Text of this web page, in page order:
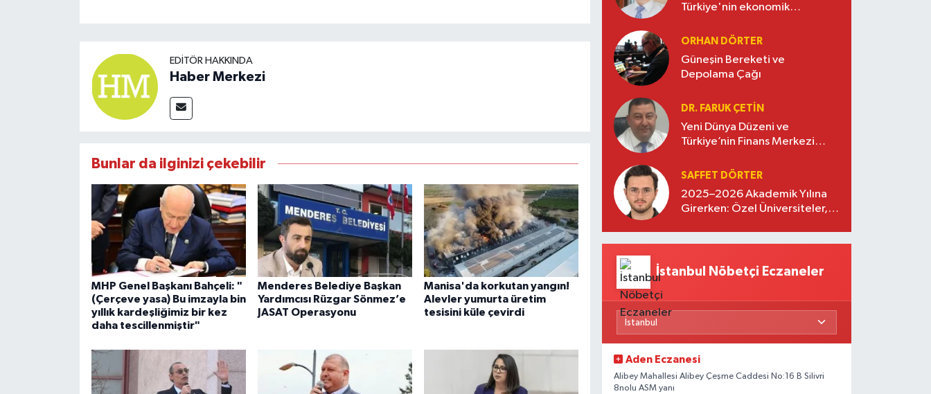
EDITÖR HAKKINDA
Haber Merkezi
Bunlar da ilginizi çekebilir
MHP Genel Başkanı Bahçeli: "
(Çerçeve yasa) Bu imzayla bin
yıllık kardeşliğimiz bir kez
daha tescillenmiştir"
Menderes Belediye Başkan
Yardımcısı Rüzgar Sönmez’e
JASAT Operasyonu
Manisa'da korkutan yangın!
Alevler yumurta üretim
tesisini küle çevirdi
Türkiye'nin ekonomik
oluşturuyor
ORHAN DÖRTER
Güneşin Bereketi ve
Depolama Çağı
DR. FARUK ÇETİN
Yeni Dünya Düzeni ve
Türkiye’nin Finans Merkezi
SAFFET DÖRTER
2025–2026 Akademik Yılına
Girerken: Özel Üniversiteler,
İstanbul Nöbetçi Eczaneler
Aden Eczanesi
Alibey Mahallesi Alibey Çeşme Caddesi No:16 B Silivri
8nolu ASM yanı